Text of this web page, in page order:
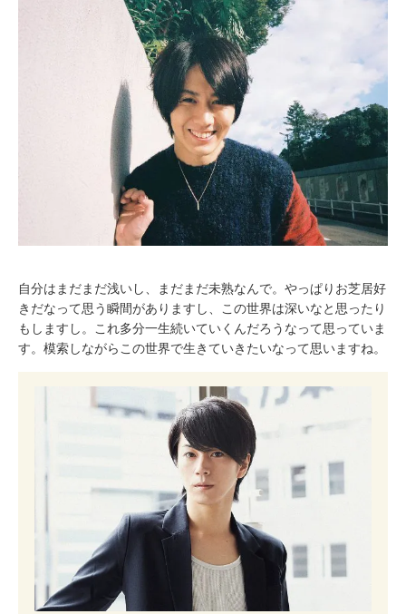
自分はまだまだ浅いし、まだまだ未熟なんで。やっぱりお芝居好
きだなって思う瞬間がありますし、この世界は深いなと思ったり
もしますし。これ多分一生続いていくんだろうなって思っていま
す。模索しながらこの世界で生きていきたいなって思いますね。